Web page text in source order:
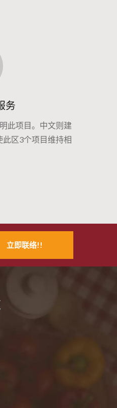
务
此项目。中文则建
区3个项目维持相
立即联络!!